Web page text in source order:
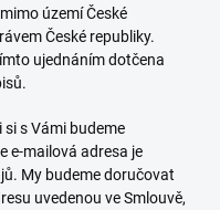
území České
České republiky.
ujednáním dotčena
s Vámi budeme
e-mailová adresa je
My budeme doručovat
uvedenou ve Smlouvě,